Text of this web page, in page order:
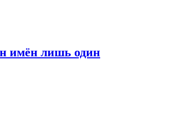
имён лишь один